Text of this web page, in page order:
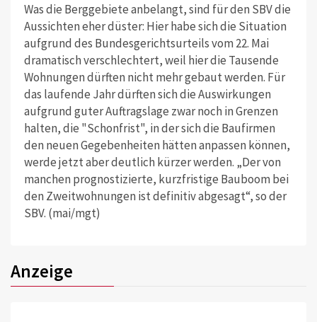
Was die Berggebiete anbelangt, sind für den SBV die
Aussichten eher düster: Hier habe sich die Situation
aufgrund des Bundesgerichtsurteils vom 22. Mai
dramatisch verschlechtert, weil hier die Tausende
Wohnungen dürften nicht mehr gebaut werden. Für
das laufende Jahr dürften sich die Auswirkungen
aufgrund guter Auftragslage zwar noch in Grenzen
halten, die "Schonfrist", in der sich die Baufirmen
den neuen Gegebenheiten hätten anpassen können,
werde jetzt aber deutlich kürzer werden. „Der von
manchen prognostizierte, kurzfristige Bauboom bei
den Zweitwohnungen ist definitiv abgesagt“, so der
SBV. (mai/mgt)
Anzeige